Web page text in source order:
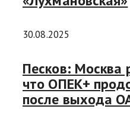
30.08.2025
Песков: Москва
что ОПЕК+
после выхода